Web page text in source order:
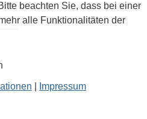
beachten Sie, dass bei einer
alle Funktionalitäten der
Impressum